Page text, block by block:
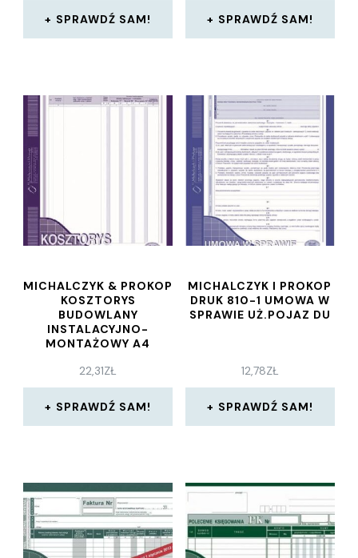
SPRAWDŹ SAM! SPRAWDŹ SAM!
MICHALCZYK & PROKOP
KOSZTORYS
BUDOWLANY
INSTALACYJNO-
MONTAŻOWY A4
22,31ZŁ
SPRAWDŹ SAM!
MICHALCZYK I PROKOP
DRUK 810-1 UMOWA W
SPRAWIE UŻ.POJAZ DU
12,78ZŁ
SPRAWDŹ SAM!